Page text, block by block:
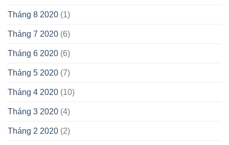
Tháng 8 2020 (1)
Tháng 7 2020 (6)
Tháng 6 2020 (6)
Tháng 5 2020 (7)
Tháng 4 2020 (10)
Tháng 3 2020 (4)
Tháng 2 2020 (2)